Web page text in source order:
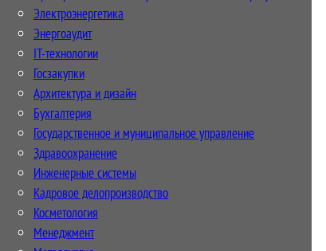
Электроэнергетика
Энергоаудит
IT-технологии
Госзакупки
Архитектура и дизайн
Бухгалтерия
Государственное и муниципальное управление
Здравоохранение
Инженерные системы
Кадровое делопроизводство
Косметология
Менеджмент